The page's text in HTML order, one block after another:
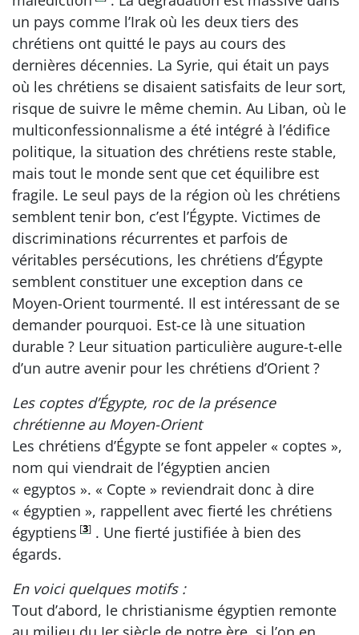
un pays comme l’Irak où les deux tiers des
chrétiens ont quitté le pays au cours des
dernières décennies. La Syrie, qui était un pays
où les chrétiens se disaient satisfaits de leur sort,
risque de suivre le même chemin. Au Liban, où le
multiconfessionnalisme a été intégré à l’édifice
politique, la situation des chrétiens reste stable,
mais tout le monde sent que cet équilibre est
fragile. Le seul pays de la région où les chrétiens
semblent tenir bon, c’est l’Égypte. Victimes de
discriminations récurrentes et parfois de
véritables persécutions, les chrétiens d’Égypte
semblent constituer une exception dans ce
Moyen-Orient tourmenté. Il est intéressant de se
demander pourquoi. Est-ce là une situation
durable ? Leur situation particulière augure-t-elle
d’un autre avenir pour les chrétiens d’Orient ?
Les coptes d’Égypte, roc de la présence
chrétienne au Moyen-Orient
Les chrétiens d’Égypte se font appeler « coptes »,
nom qui viendrait de l’égyptien ancien
« egyptos ». « Copte » reviendrait donc à dire
« égyptien », rappellent avec fierté les chrétiens
égyptiens [3] . Une fierté justifiée à bien des
égards.
En voici quelques motifs :
Tout d’abord, le christianisme égyptien remonte